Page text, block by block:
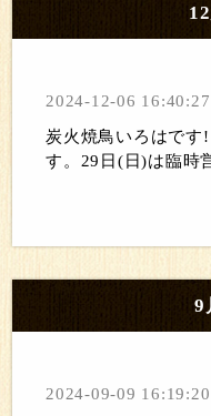
2024-12-06 16:40:27
炭火焼鳥いろはで
す。29日(日)は臨時
9
2024-09-09 16:19:20